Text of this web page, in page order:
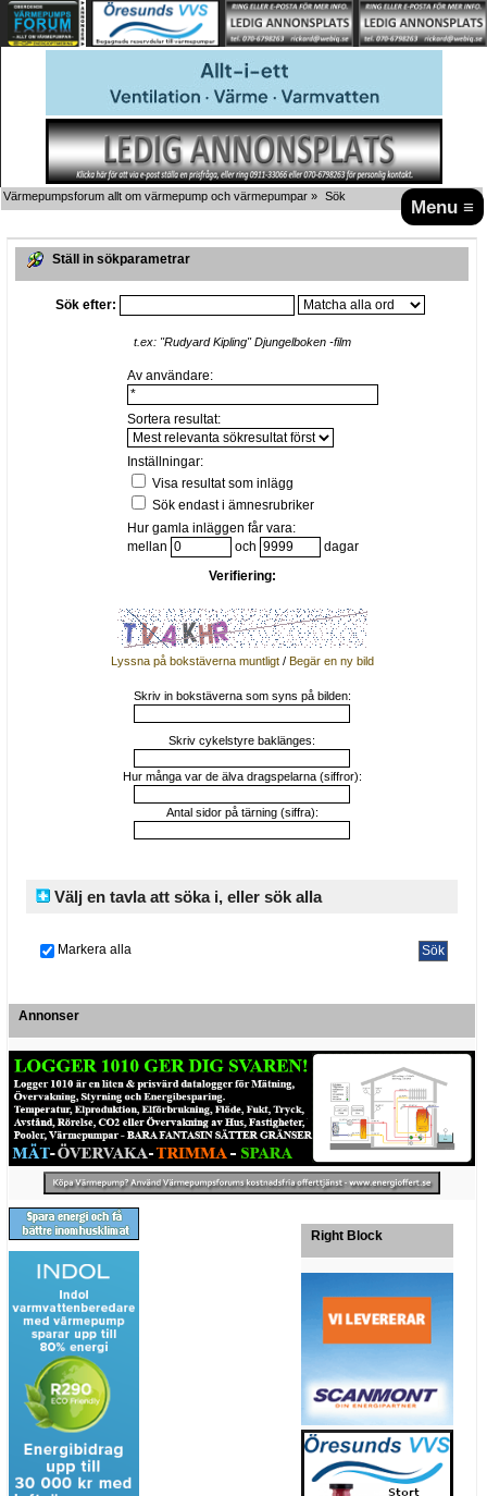
Menu ≡
Värmepumpsforum allt om värmepump och värmepumpar » Sök
Ställ in sökparametrar
Sök efter:
t.ex:"Rudyard Kipling" Djungelboken -film
Av användare:
Sortera resultat:
Inställningar:
Visa resultat som inlägg
Sök endast i ämnesrubriker
Hur gamla inläggen får vara:
mellan
och
dagar
Verifiering:
Lyssna på bokstäverna muntligt/ Begär en ny bild
Skriv in bokstäverna som syns på bilden:
Skriv cykelstyre baklänges:
Hur många var de älva dragspelarna (siffror):
Antal sidor på tärning (siffra):
Välj en tavla att söka i, eller sök alla
Markera alla
Annonser
Right Block